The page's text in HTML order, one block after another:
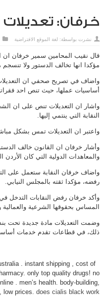
خرفان: تعديلات
نشرت بواسطة: لغة الموقع الافتراضية
قال نقيب المحامين سمير خرفان ان
مؤكدا انها تخالف الدستور ولا
واضاف في تصريح صحفي ان
أساسيات عملها، حيث تنص احد
واشار ان التعديلات تنص على ان
النقابة التي ينتمي إليها.
واعتبر ان التعديلات تمس بشكل
وأشار خرفان ان القانون خالف
والمعاهدات الدولية التي كان الأردن
واضاف خرفان النقابة ستعمل على
رفضه، مؤكدا ثقته بالمجلس النيابي.
وأكد خرفان رفض النقابات التدخل
المساس بحقوقها الشرعية والعمالية
وضمت التعديلات مادة جديدة تحت
ذلك، في قطاعات تقدم خدمات أساسية للمواطنين، بالحبس 3
. instant shipping , cost of
only top quality drugs! no
. men’s health. body-building,
low prices. does cialis black work